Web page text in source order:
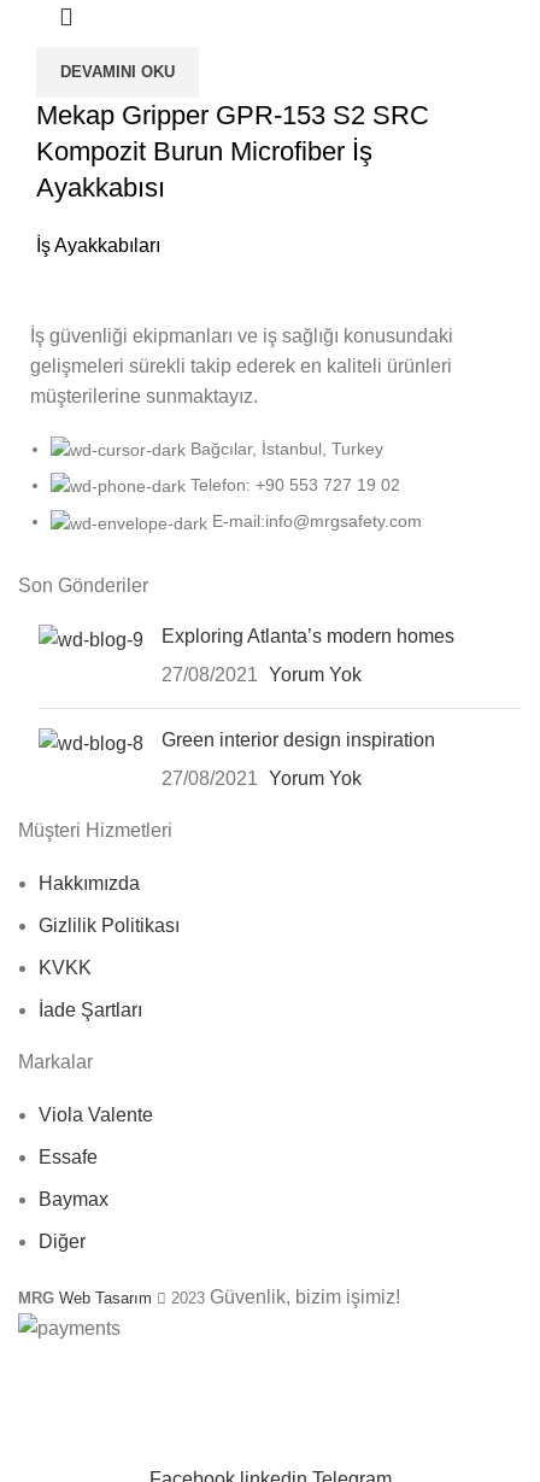
DEVAMINI OKU
Mekap Gripper GPR-153 S2 SRC
Kompozit Burun Microfiber İş
Ayakkabısı
İş Ayakkabıları
İş güvenliği ekipmanları ve iş sağlığı konusundaki
gelişmeleri sürekli takip ederek en kaliteli ürünleri
müşterilerine sunmaktayız.
Bağcılar, İstanbul, Turkey
Telefon: +90 553 727 19 02
E-mail:info@mrgsafety.com
Son Gönderiler
Exploring Atlanta’s modern homes
27/08/2021 Yorum Yok
Green interior design inspiration
27/08/2021 Yorum Yok
Müşteri Hizmetleri
Hakkımızda
Gizlilik Politikası
KVKK
İade Şartları
Markalar
Viola Valente
Essafe
Baymax
Diğer
MRG Web Tasarım 2023 Güvenlik, bizim işimiz!